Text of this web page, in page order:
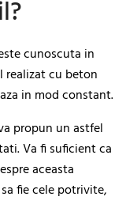
cunoscuta in
realizat cu beton
in mod constant.
propun un astfel
Va fi suficient ca
aceasta
fie cele potrivite,